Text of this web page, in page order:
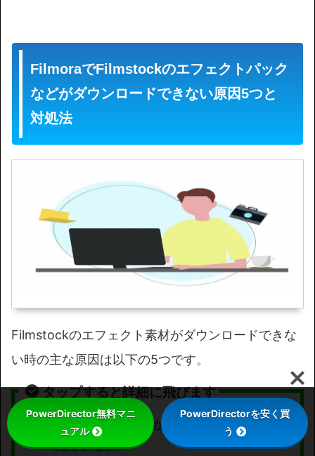
FilmoraでFilmstockのエフェクトパック
などがダウンロードできない原因5つと
対処法
Filmstockのエフェクト素材がダウンロードできな
い時の主な原因は以下の5つです。
タップすると詳細に飛びます
Filmstockの契約がアカウントに反映さ
れていない
PowerDirector無料マニ
ュアル
PowerDirectorを安く買
う